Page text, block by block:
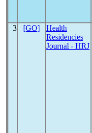
3 [GO]
Health
Residencies
Journal - HRJ